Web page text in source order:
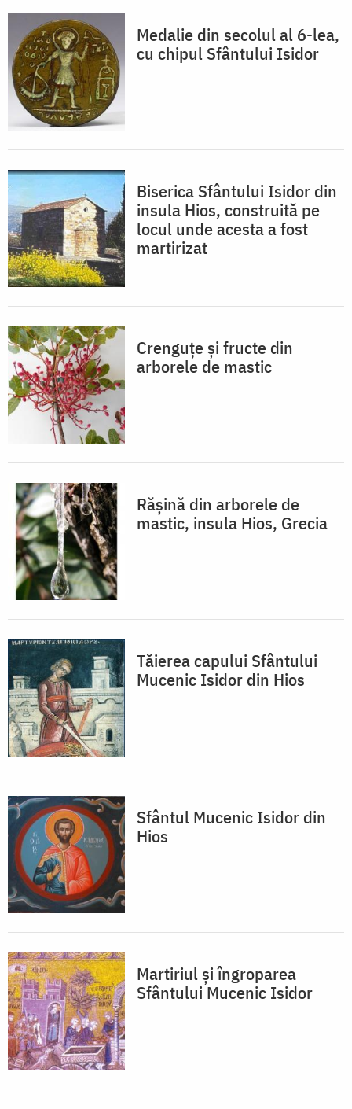
Medalie din secolul al 6-lea,
cu chipul Sfântului Isidor
Biserica Sfântului Isidor din
insula Hios, construită pe
locul unde acesta a fost
martirizat
Crenguțe și fructe din
arborele de mastic
Rășină din arborele de
mastic, insula Hios, Grecia
Tăierea capului Sfântului
Mucenic Isidor din Hios
Sfântul Mucenic Isidor din
Hios
Martiriul și îngroparea
Sfântului Mucenic Isidor